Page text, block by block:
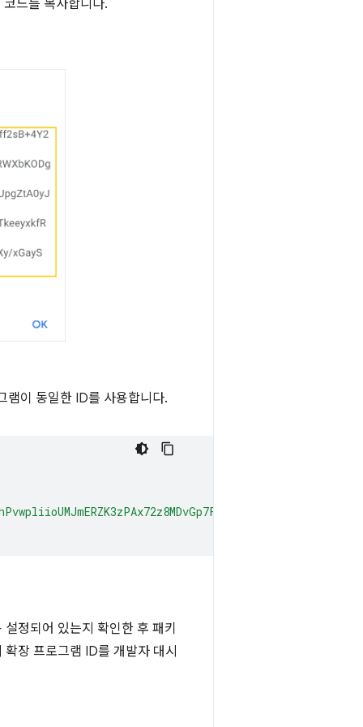
드를 복사합니다.
램이 동일한 ID를 사용합니다.
설정되어 있는지 확인한 후 패키
장 프로그램 ID를 개발자 대시